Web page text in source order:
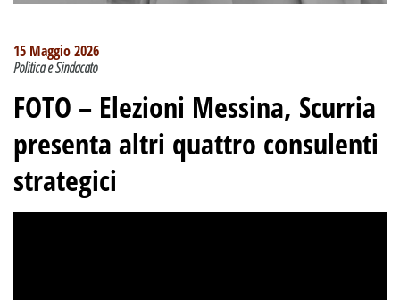
15 Maggio 2026
Politica e Sindacato
FOTO – Elezioni Messina, Scurria
presenta altri quattro consulenti
strategici